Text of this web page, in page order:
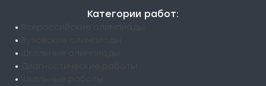
Категории работ:
•
•
•
•
•